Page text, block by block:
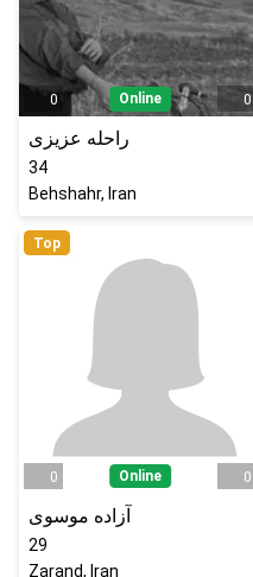
0 Online 0
راحله عزیزی
34
Behshahr, Iran
Top
0 Online 0
آزاده موسوی
29
Zarand, Iran